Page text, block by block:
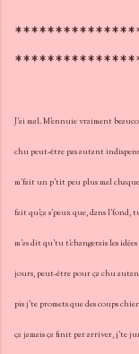
J'ai mal. M'ennuie vraiment
chu peut-être pas autant
m'fait un p'tit peu plus mal
fait qu'ça s'peux que, dans l'fond,
m'as dit qu'tu t'changerais les
jours, peut-être pour ça chu
pis j'te promets que des coups
ça jamais ça finit par arriver, j'te